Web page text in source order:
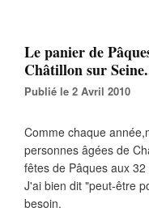
Le panier de
Châtillon sur
Publié le 2 Avril 2010
Comme chaque
personnes âgées de
fêtes de Pâques aux
J'ai bien dit "peut-être
besoin.